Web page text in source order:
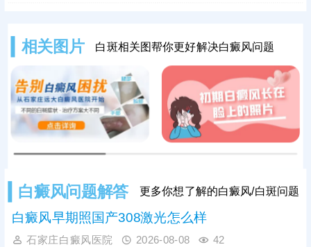
以照美国进口308激光，无痛无创，
激活患处酪氨酸酶活性，促进黑色素
再分泌，加快病情好转。
相关图片 白斑相关图帮你更好解决白癜风问题
白癜风问题解答 更多你想了解的白癜风/白斑问题
白癜风早期照国产308激光怎么样
石家庄白癜风医院 2026-08-08 42